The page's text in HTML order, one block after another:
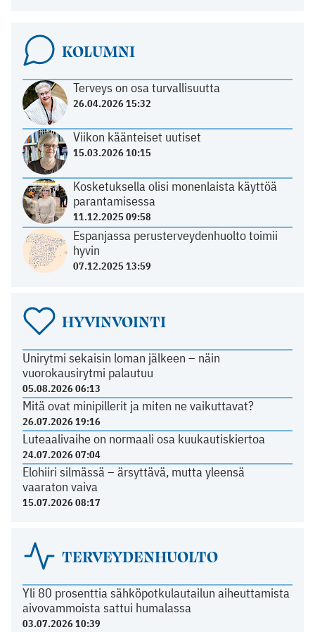
KOLUMNI
Terveys on osa turvallisuutta
26.04.2026 15:32
Viikon käänteiset uutiset
15.03.2026 10:15
Kosketuksella olisi monenlaista käyttöä
parantamisessa
11.12.2025 09:58
Espanjassa perusterveydenhuolto toimii
hyvin
07.12.2025 13:59
HYVINVOINTI
Unirytmi sekaisin loman jälkeen – näin
vuorokausirytmi palautuu
05.08.2026 06:13
Mitä ovat minipillerit ja miten ne vaikuttavat?
26.07.2026 19:16
Luteaalivaihe on normaali osa kuukautiskiertoa
24.07.2026 07:04
Elohiiri silmässä – ärsyttävä, mutta yleensä
vaaraton vaiva
15.07.2026 08:17
TERVEYDENHUOLTO
Yli 80 prosenttia sähköpotkulautailun aiheuttamista
aivovammoista sattui humalassa
03.07.2026 10:39